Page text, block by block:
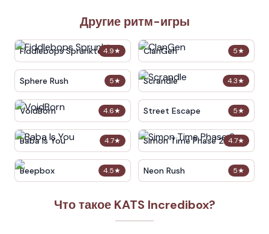
Другие ритм-игры
4.9★
Fiddlebops Sprunkters 5★
ClanGen
5★
Sphere Rush 4.3★
Scrandle
4.6★
VoidBorn 5★
Street Escape
4.7★
Baba Is You 4.7★
Simon Time Phase 2
4.5★
Beepbox 5★
Neon Rush
Что такое KATS Incredibox?